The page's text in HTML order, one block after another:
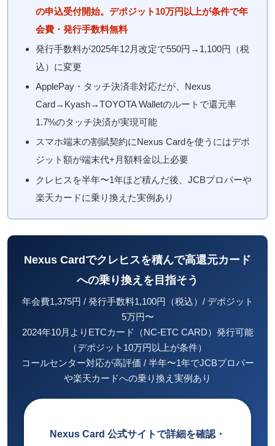
の申込受付開始。デポジット10万円以上が条件で年
会費・発行手数料無料
発行手数料が2025年12月改定で550円→1,100円（税
込）に変更
ApplePay・タッチ決済非対応だが、Nexus
Card→Kyash→TOYOTA Walletのルートで還元率
1.7%のタッチ決済が実現可能
スマホ端末の割賦契約にNexus Cardを使うにはデポ
ジット額が端末代+月額料金以上必要
クレヒスを半年〜1年ほど積んだ後、JCBプロパーや
楽天カードに乗り換えた実例あり
Nexus Cardでクレヒスを積んで高還元カード
への乗り換えを目指そう
年会費1,375円 / 発行手数料1,100円（税込）/ デポジット
5万円〜
2024年10月よりETCカード（NC-ETC CARD）発行可能
（デポジット10万円以上が条件）
コールセンター対応が高評価 / 半年〜1年でJCBプロパー
や楽天カードへの乗り換え実例あり
Nexus Card 公式サイトで詳細を確認・